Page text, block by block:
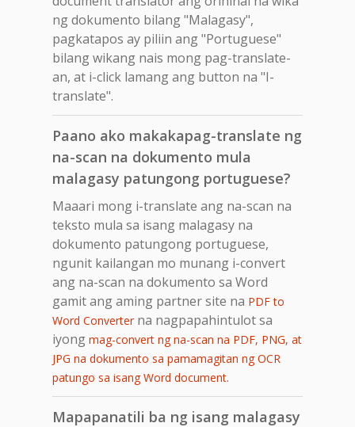
ng dokumento bilang "Malagasy",
pagkatapos ay piliin ang "Portuguese"
bilang wikang nais mong pag-translate-
an, at i-click lamang ang button na "I-
translate".
Paano ako makakapag-translate ng
na-scan na dokumento mula
malagasy patungong portuguese?
Maaari mong i-translate ang na-scan na
teksto mula sa isang malagasy na
dokumento patungong portuguese,
ngunit kailangan mo munang i-convert
ang na-scan na dokumento sa Word
gamit ang aming partner site na PDF to
Word Converterna nagpapahintulot sa
iyong mag-convert ng na-scan na PDF, PNG, at
JPG na dokumento sa pamamagitan ng OCR
patungo sa isang Word document.
Mapapanatili ba ng isang malagasy